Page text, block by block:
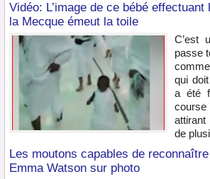
Vidéo: L’image de ce bébé
la Mecque émeut la toile
C’est
passe
qui
a été
de
Les moutons capables de
Emma Watson sur photo